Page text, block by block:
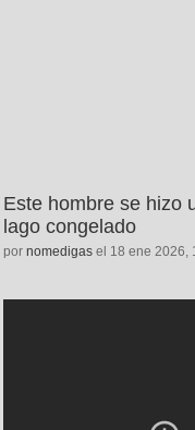
Este hombre se hizo
lago congelado
por nomedigas el 18 ene 2026,